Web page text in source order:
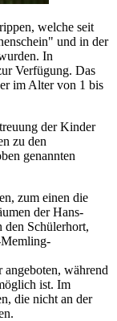
welche seit
und in der
In
Verfügung. Das
im Alter von 1 bis
der Kinder
zu den
genannten
zum einen die
der Hans-
den Schülerhort,
Memling-
während
ist. Im
die nicht an der